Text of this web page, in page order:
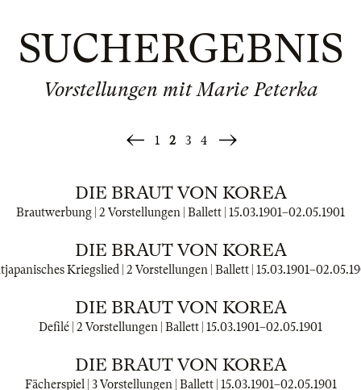
SUCHERGEBNIS
Vorstellungen mit Marie Peterka
«
1 2 3 4
Weiter
DIE BRAUT VON KOREA
Brautwerbung | 2 Vorstellungen | Ballett | 15.03.1901–02.05.1901
DIE BRAUT VON KOREA
Kriegslied | 2 Vorstellungen | Ballett | 15.03.1901–
DIE BRAUT VON KOREA
Defilé | 2 Vorstellungen | Ballett | 15.03.1901–02.05.1901
DIE BRAUT VON KOREA
Fächerspiel | 3 Vorstellungen | Ballett | 15.03.1901–02.05.1901